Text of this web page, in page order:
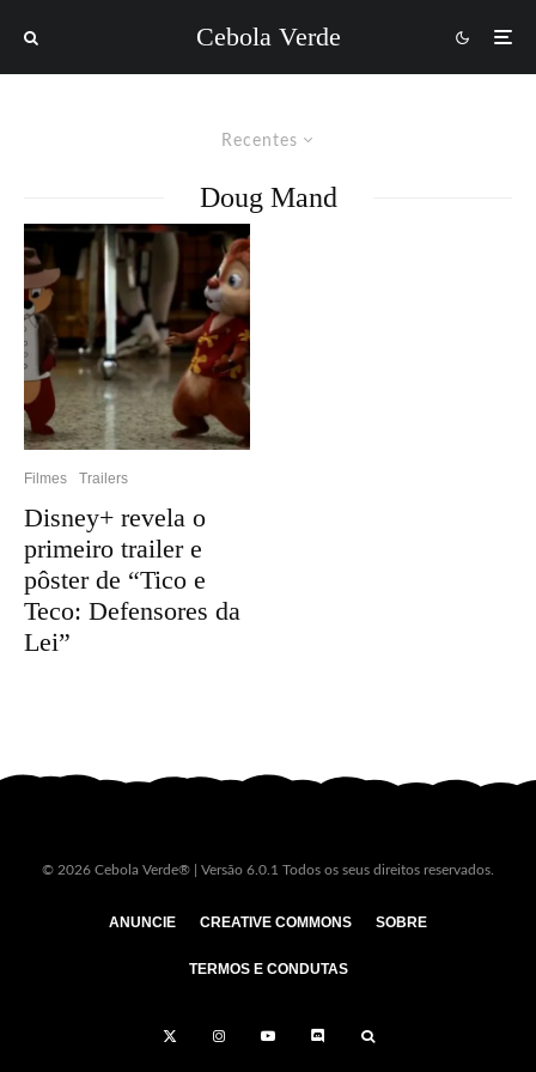
Cebola Verde
Recentes
Doug Mand
Filmes Trailers
Disney+ revela o
primeiro trailer e
pôster de “Tico e
Teco: Defensores da
Lei”
© 2026 Cebola Verde® | Versão 6.0.1 Todos os seus direitos reservados.
ANUNCIE CREATIVE COMMONS SOBRE
TERMOS E CONDUTAS